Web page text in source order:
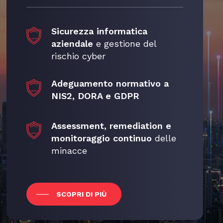
Security con
per
Sicurezza informatica
aziendale e gestione del
rischio cyber
Adeguamento normativo a
NIS2, DORA e GDPR
Assessment, remediation e
monitoraggio continuo delle
minacce
SCOPRI DI PIÙ